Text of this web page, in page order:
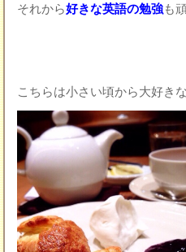
それから好きな英語の勉強も
こちらは小さい頃から大好き